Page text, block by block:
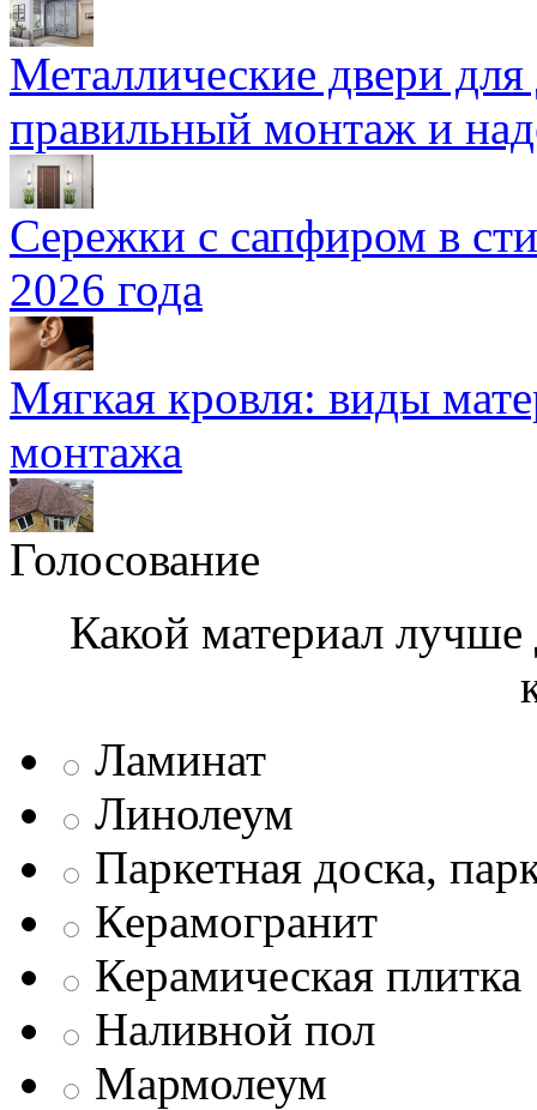
Металлические двери
правильный монтаж и
Сережки с сапфиром в
2026 года
Мягкая кровля: виды
монтажа
Голосование
Какой материал
Ламинат
Линолеум
Паркетная доска,
Керамогранит
Керамическая плитка
Наливной пол
Мармолеум